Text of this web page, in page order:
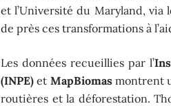
et l’Université du Maryland, via
de près ces transformations à
Les données recueillies par l’
(INPE) et MapBiomasmontrent
routières et la déforestation.